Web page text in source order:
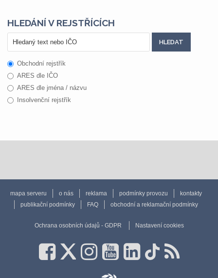
HLEDÁNÍ V REJSTŘÍCÍCH
Obchodní rejstřík
ARES dle IČO
ARES dle jména / názvu
Insolvenční rejstřík
mapa serveru o nás reklama podmínky provozu
kontakty
publikační podmínky
FAQ obchodní a reklamační podmínky
Ochrana osobních údajů - GDPR Nastavení cookies